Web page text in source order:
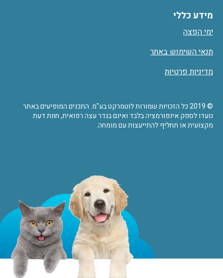
מידע כללי
ימי הפצה
תנאי השימוש באתר
מדיניות פרטיות
© 2019 כל הזכויות שמורות לוטמרקט בע"מ. התכנים המופיעים באתר
נועדו לספק אינפורמציה בלבד ואינם בגדר עצה רפואית, חוות דעת
מקצועית או תחליף להתייעצות עם מומחה.